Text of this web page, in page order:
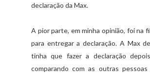
declaração da Max.
A pior parte, em minha opinião, foi na
para entregar a declaração. A Max
tinha que fazer a declaração
comparando com as outras